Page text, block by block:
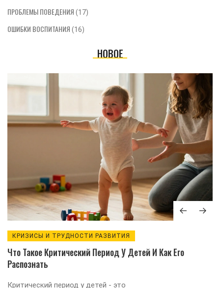
ПРОБЛЕМЫ ПОВЕДЕНИЯ (17)
ОШИБКИ ВОСПИТАНИЯ (16)
НОВОЕ
КРИЗИСЫ И ТРУДНОСТИ РАЗВИТИЯ
Что Такое Критический Период У Детей И Как Его
Распознать
Критический период у детей - это